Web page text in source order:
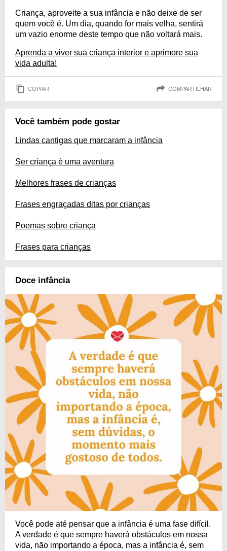
Criança, aproveite a sua infância e não deixe de ser
quem você é. Um dia, quando for mais velha, sentirá
um vazio enorme deste tempo que não voltará mais.
Aprenda a viver sua criança interior e aprimore sua
vida adulta!
COPIAR COMPARTILHAR
Você também pode gostar
Lindas cantigas que marcaram a infância
Ser criança é uma aventura
Melhores frases de crianças
Frases engraçadas ditas por crianças
Poemas sobre criança
Frases para crianças
Doce infância
Você pode até pensar que a infância é uma fase difícil.
A verdade é que sempre haverá obstáculos em nossa
vida, não importando a época, mas a infância é, sem